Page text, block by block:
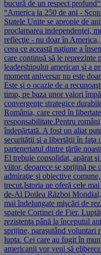
bucură de un respect
“America la 250 de ani -
Statele Unite se apropie de
proclamarea independenţei,
reflecţie - nu doar în
ceea ce această naţiune a
care continuă să le reprezinte
leadershipului american şi a
moment aniversar nu este
Este şi o ocazie de a
timp, pe baza unor valori
convergenţe strategice
România, care cred în
responsabilitate.Pentru
îndepărtată. A fost un aliat
securităţii şi a libertăţii în faţa
parteneriatul dintre ţările
El trebuie consolidat, apărat
viitor, deoarece se sprijină pe
admiraţie şi obiective
trecut.Istoria ne oferă cele
de-Al Doilea Război
mai îndelungate mişcări de
spatele Cortinei de Fier.
rezistenţa până la începutul
sprijine, paraşutând voluntari
lupta. Cei care au fugit în
americanii vor veni să